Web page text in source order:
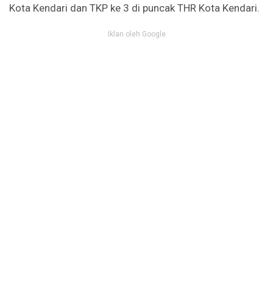
Kota Kendari dan TKP ke 3 di puncak THR Kota Kendari.
Iklan oleh Google